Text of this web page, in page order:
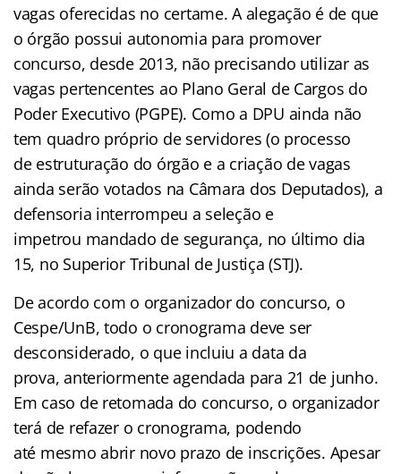
vagas oferecidas no certame. A alegação é de que
o órgão possui autonomia para promover
concurso, desde 2013, não precisando utilizar as
vagas pertencentes ao Plano Geral de Cargos do
Poder Executivo (PGPE). Como a DPU ainda não
tem quadro próprio de servidores (o processo
de estruturação do órgão e a criação de vagas
ainda serão votados na Câmara dos Deputados), a
defensoria interrompeu a seleção e
impetrou mandado de segurança, no último dia
15, no Superior Tribunal de Justiça (STJ).
De acordo com o organizador do concurso, o
Cespe/UnB, todo o cronograma deve ser
desconsiderado, o que incluiu a data da
prova, anteriormente agendada para 21 de junho.
Em caso de retomada do concurso, o organizador
terá de refazer o cronograma, podendo
até mesmo abrir novo prazo de inscrições. Apesar